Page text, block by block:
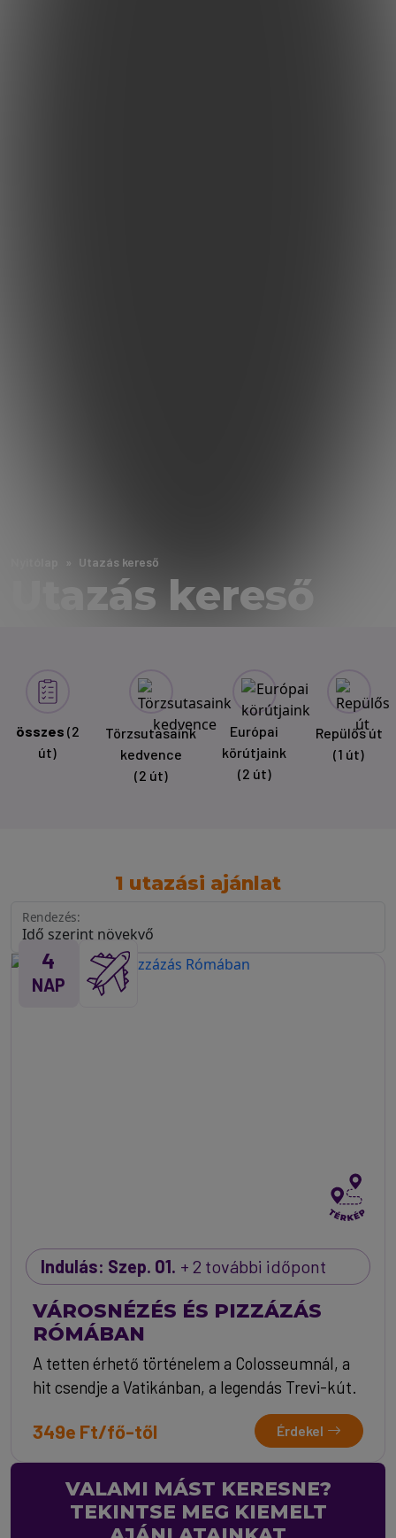
Utazás kereső
Utazás kereső
összes (2
út)
Törzsutasaink
kedvence
(2 út)
Európai
körútjaink
(2 út)
Repülős út
(1 út)
1 utazási ajánlat
Rendezés:
4
NAP
Indulás: Szep. 01. + 2 további időpont
VÁROSNÉZÉS ÉS PIZZÁZÁS
RÓMÁBAN
A tetten érhető történelem a Colosseumnál, a
hit csendje a Vatikánban, a legendás Trevi-kút.
349e Ft/fő-től Érdekel
VALAMI MÁST KERESNE?
TEKINTSE MEG KIEMELT